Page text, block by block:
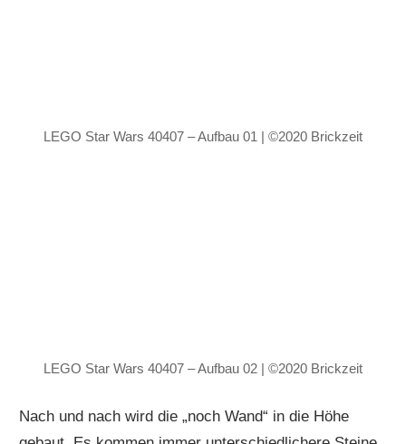
LEGO Star Wars 40407 – Aufbau 01 | ©2020 Brickzeit
LEGO Star Wars 40407 – Aufbau 02 | ©2020 Brickzeit
Nach und nach wird die „noch Wand“ in die Höhe